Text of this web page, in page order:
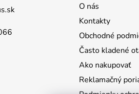
O nás
Kontakty
Obchodné
Často kladené
Ako nakupovať
Reklamačný